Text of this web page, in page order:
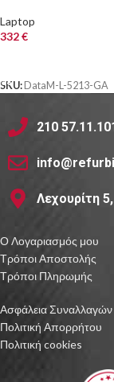
Graphics 620, FreeDOS
Laptop
332€
SKU: DataM-L-5213-GA
210
Λεχουρίτη
Ο Λογαριασμός μου
Τρόποι Αποστολής
Τρόποι Πληρωμής
Ασφάλεια
Πολιτική Απορρήτου
Πολιτική cookies